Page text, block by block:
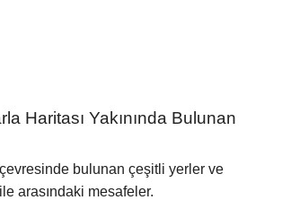
Haritası Yakınında Bulunan
çevresinde bulunan çeşitli yerler ve
arasındaki mesafeler.